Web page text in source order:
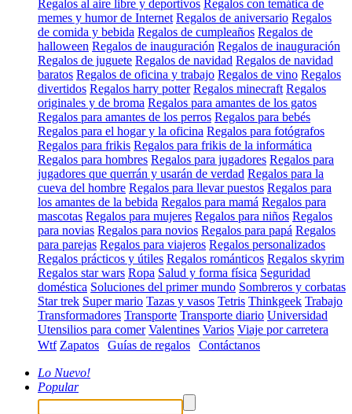
Regalos al aire libre y deportivos Regalos con temática de
memes y humor de Internet Regalos de aniversario Regalos
de comida y bebida Regalos de cumpleaños Regalos de
halloween Regalos de inauguración Regalos de inauguración
Regalos de juguete Regalos de navidad Regalos de navidad
baratos Regalos de oficina y trabajo Regalos de vino Regalos
divertidos Regalos harry potter Regalos minecraft Regalos
originales y de broma Regalos para amantes de los gatos
Regalos para amantes de los perros Regalos para bebés
Regalos para el hogar y la oficina Regalos para fotógrafos
Regalos para frikis Regalos para frikis de la informática
Regalos para hombres Regalos para jugadores Regalos para
jugadores que querrán y usarán de verdad Regalos para la
cueva del hombre Regalos para llevar puestos Regalos para
los amantes de la bebida Regalos para mamá Regalos para
mascotas Regalos para mujeres Regalos para niños Regalos
para novias Regalos para novios Regalos para papá Regalos
para parejas Regalos para viajeros Regalos personalizados
Regalos prácticos y útiles Regalos románticos Regalos skyrim
Regalos star wars Ropa Salud y forma física Seguridad
doméstica Soluciones del primer mundo Sombreros y corbatas
Star trek Super mario Tazas y vasos Tetris Thinkgeek Trabajo
Transformadores Transporte Transporte diario Universidad
Utensilios para comer Valentines Varios Viaje por carretera
Wtf Zapatos Guías de regalos Contáctanos
Lo Nuevo!
Popular